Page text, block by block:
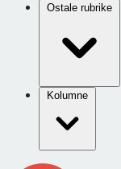
Ostale rubrike
Kolumne